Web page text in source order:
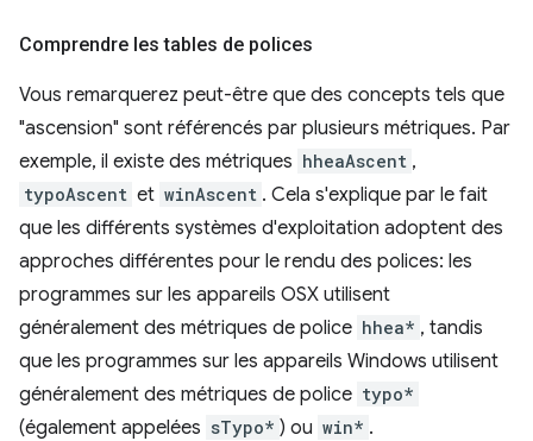
Comprendre les tables de polices
Vous remarquerez peut-être que des concepts tels que
"ascension" sont référencés par plusieurs métriques. Par
exemple, il existe des métriques hheaAscent ,
typoAscent et winAscent . Cela s'explique par le fait
que les différents systèmes d'exploitation adoptent des
approches différentes pour le rendu des polices: les
programmes sur les appareils OSX utilisent
généralement des métriques de police hhea* , tandis
que les programmes sur les appareils Windows utilisent
généralement des métriques de police typo*
(également appelées sTypo* ) ou win* .